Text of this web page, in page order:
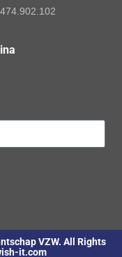
VZW. All Rights
it.com